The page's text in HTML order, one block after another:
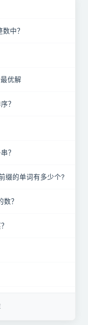
中？
优解
？
？
缀的单词有多少个?
？